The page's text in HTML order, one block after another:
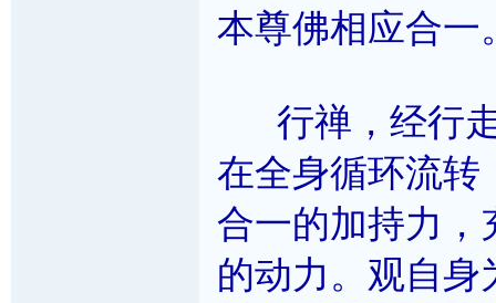
本尊佛相应合一
行禅，经行走
在全身循环流转
合一的加持力，
的动力。观自身